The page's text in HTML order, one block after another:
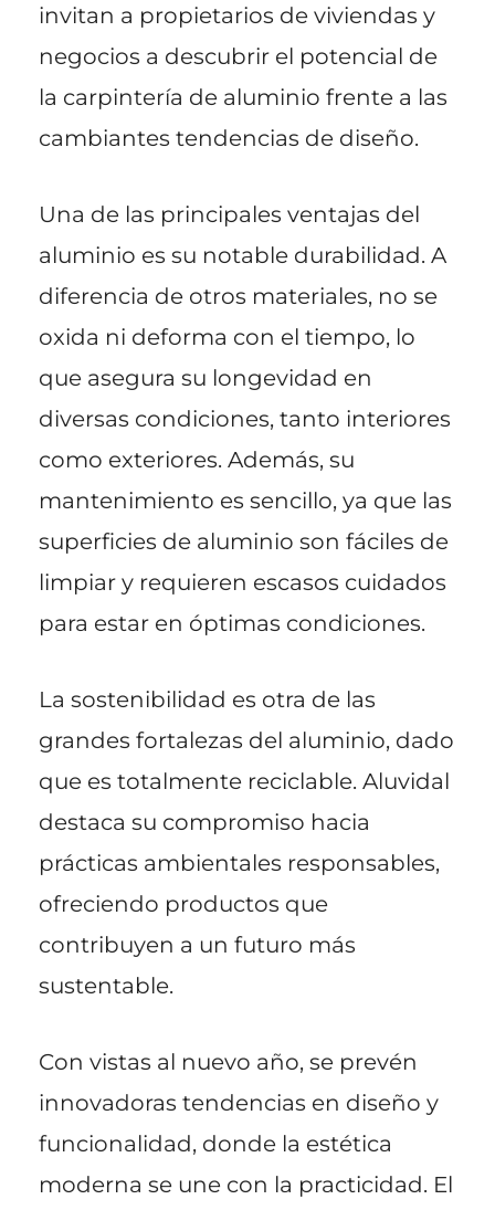
invitan a propietarios de viviendas y
negocios a descubrir el potencial de
la carpintería de aluminio frente a las
cambiantes tendencias de diseño.
Una de las principales ventajas del
aluminio es su notable durabilidad. A
diferencia de otros materiales, no se
oxida ni deforma con el tiempo, lo
que asegura su longevidad en
diversas condiciones, tanto interiores
como exteriores. Además, su
mantenimiento es sencillo, ya que las
superficies de aluminio son fáciles de
limpiar y requieren escasos cuidados
para estar en óptimas condiciones.
La sostenibilidad es otra de las
grandes fortalezas del aluminio, dado
que es totalmente reciclable. Aluvidal
destaca su compromiso hacia
prácticas ambientales responsables,
ofreciendo productos que
contribuyen a un futuro más
sustentable.
Con vistas al nuevo año, se prevén
innovadoras tendencias en diseño y
funcionalidad, donde la estética
moderna se une con la practicidad. El